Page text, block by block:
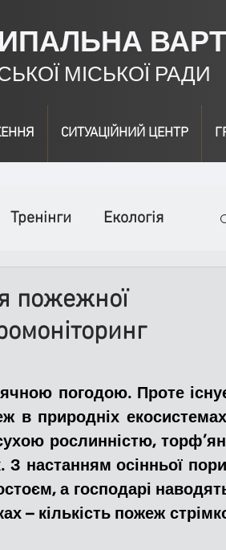
МІСЬКОЇ РАДИ
СИТУАЦІЙНИЙ ЦЕНТР
Тренінги Екологія
Коронавірус
Паркування
Ситуаційний центр
пожежної
погодою. Проте
в природніх
рослинністю,
З настанням осінньої
а господарі
– кількість пожеж